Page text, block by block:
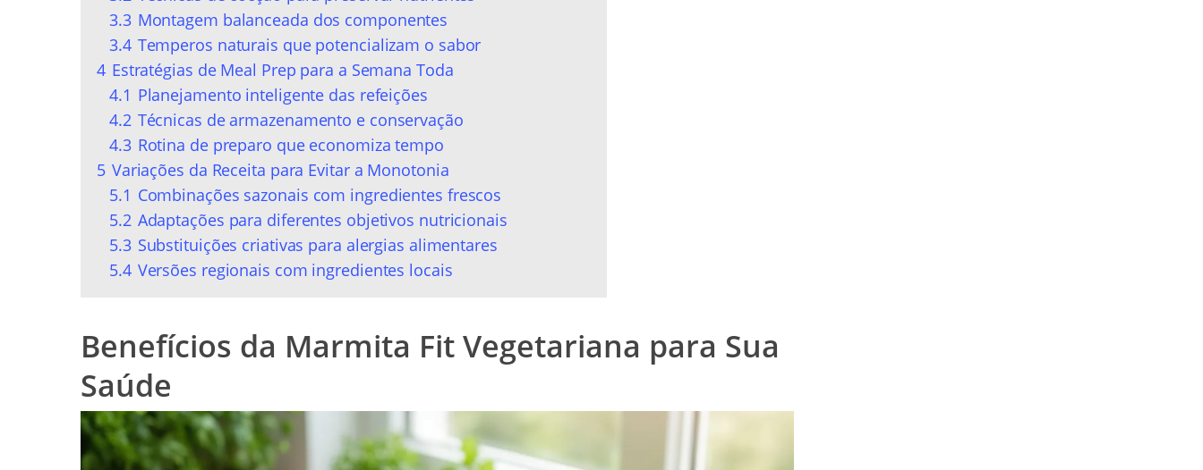
3.3 Montagem balanceada dos componentes
3.4 Temperos naturais que potencializam o sabor
4 Estratégias de Meal Prep para a Semana Toda
4.1 Planejamento inteligente das refeições
4.2 Técnicas de armazenamento e conservação
4.3 Rotina de preparo que economiza tempo
5 Variações da Receita para Evitar a Monotonia
5.1 Combinações sazonais com ingredientes frescos
5.2 Adaptações para diferentes objetivos nutricionais
5.3 Substituições criativas para alergias alimentares
5.4 Versões regionais com ingredientes locais
Benefícios da Marmita Fit Vegetariana para Sua
Saúde